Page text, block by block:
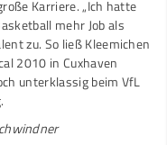
Karriere. „Ich hatte
mehr Job als
zu. So ließ Kleemichen
2010 in Cuxhaven
unterklassig beim VfL